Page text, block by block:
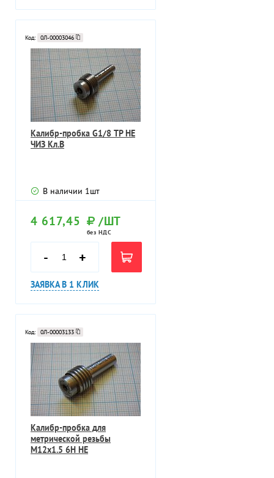
Код: 0Л-00003046
Калибр-пробка G1/8 ТР НЕ
ЧИЗ Кл.В
В наличии 1шт
4 617,45 /ШТ
без НДС
- +
ЗАЯВКА В 1 КЛИК
Код: 0Л-00003133
Калибр-пробка для
метрической резьбы
М12х1.5 6Н НЕ